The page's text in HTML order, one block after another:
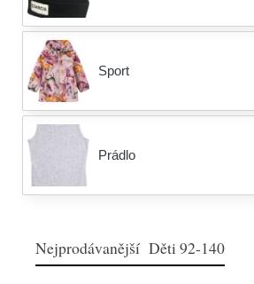
Sport
Prádlo
Nejprodávanější Děti 92-140